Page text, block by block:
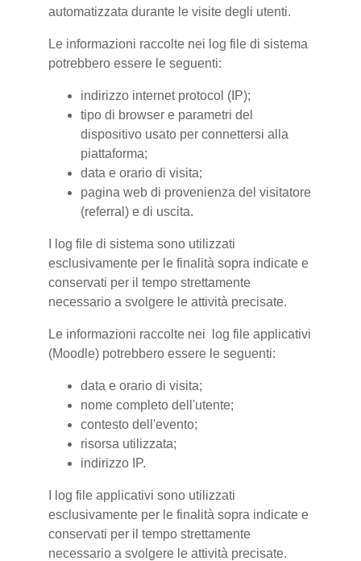
automatizzata durante le visite degli utenti.
Le informazioni raccolte nei log file di sistema
potrebbero essere le seguenti:
indirizzo internet protocol (IP);
tipo di browser e parametri del
dispositivo usato per connettersi alla
piattaforma;
data e orario di visita;
pagina web di provenienza del visitatore
(referral) e di uscita.
I log file di sistema sono utilizzati
esclusivamente per le finalità sopra indicate e
conservati per il tempo strettamente
necessario a svolgere le attività precisate.
Le informazioni raccolte nei log file applicativi
(Moodle) potrebbero essere le seguenti:
data e orario di visita;
nome completo dell'utente;
contesto dell'evento;
risorsa utilizzata;
indirizzo IP.
I log file applicativi sono utilizzati
esclusivamente per le finalità sopra indicate e
conservati per il tempo strettamente
necessario a svolgere le attività precisate.